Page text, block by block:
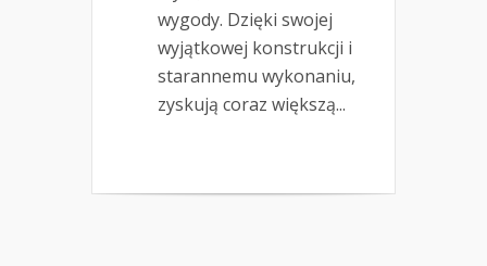
wygody. Dzięki swojej
wyjątkowej konstrukcji i
starannemu wykonaniu,
zyskują coraz większą...